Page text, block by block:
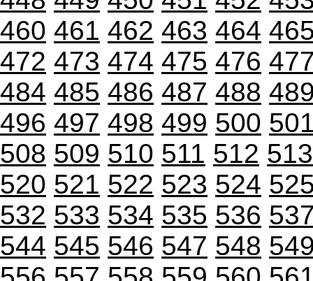
460 461 462 463 464
472 473 474 475 476
484 485 486 487 488
496 497 498 499 500
508 509 510 511 512 513
520 521 522 523 524
532 533 534 535 536
544 545 546 547 548